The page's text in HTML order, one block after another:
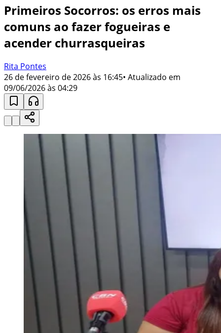
Primeiros Socorros: os erros mais
comuns ao fazer fogueiras e
acender churrasqueiras
Rita Pontes
26 de fevereiro de 2026 às 16:45• Atualizado em
09/06/2026 às 04:29